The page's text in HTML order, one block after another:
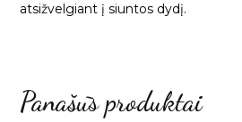
atsižvelgiant į siuntos dydį.
Panašūs produktai